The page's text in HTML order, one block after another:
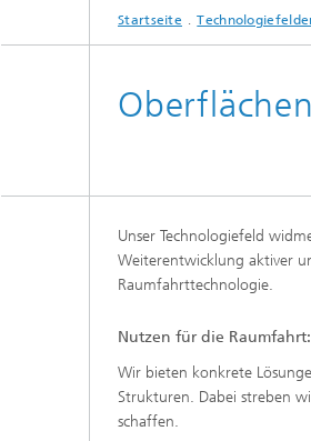
Startseite
Unser Technologiefeld
Weiterentwicklung aktiver
Raumfahrttechnologie.
Nutzen für die Raumfahrt:
Wir bieten konkrete
Strukturen. Dabei streben
schaffen.